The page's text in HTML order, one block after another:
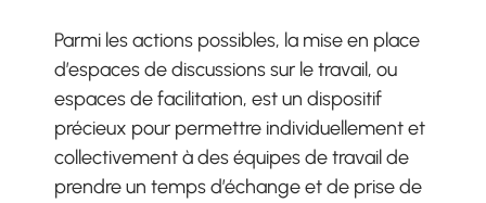
Parmi les actions possibles, la mise en place
d’espaces de discussions sur le travail, ou
espaces de facilitation, est un dispositif
précieux pour permettre individuellement et
collectivement à des équipes de travail de
prendre un temps d’échange et de prise de